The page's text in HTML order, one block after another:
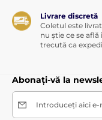
Livrare discretă
Coletul este
nu știe ce se
trecută ca
Abonați-vă la
Introduceți aici e-